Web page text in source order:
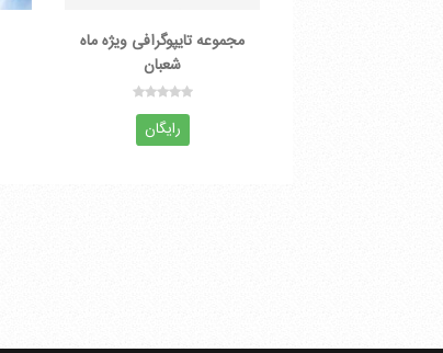
مجموعه تایپوگرافی ویژه ماه
شعبان
رایگان